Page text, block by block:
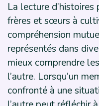
La lecture
frères et sœurs à
compréhension
représentés dans
mieux comprendre
l’autre. Lorsqu’un
confronté à une